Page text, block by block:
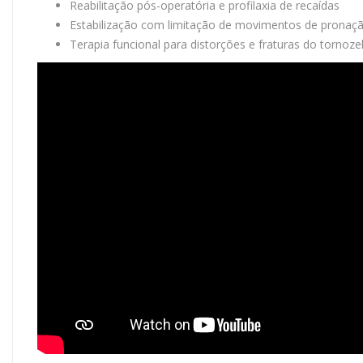
Reabilitação pós-operatória e profilaxia de recaídas
Estabilização com limitação de movimentos de
Terapia funcional para distorções e fraturas do